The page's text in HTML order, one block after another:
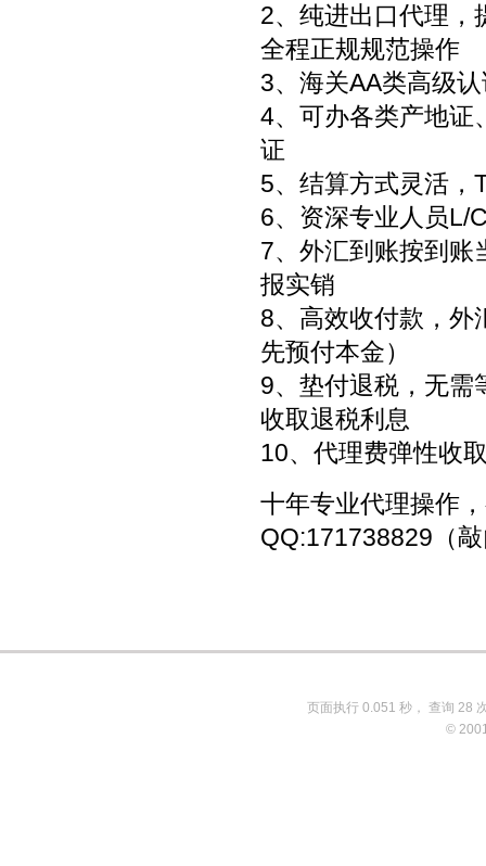
2、纯进出口代理，
全程正规规范操作
3、海关AA类高级
4、可办各类产地证
证
5、结算方式灵活，
6、资深专业人员L/
7、外汇到账按到账
报实销
8、高效收付款，外
先预付本金）
9、垫付退税，无需
收取退税利息
10、代理费弹性收
十年专业代理操作
QQ:171738829（
页面执行 0.051 秒， 查询 28
©